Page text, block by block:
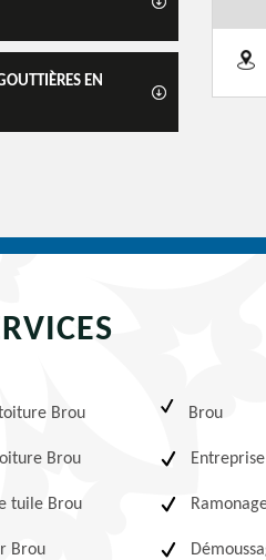
EN
Brou
Brou
tuile Brou
Brou
Brou